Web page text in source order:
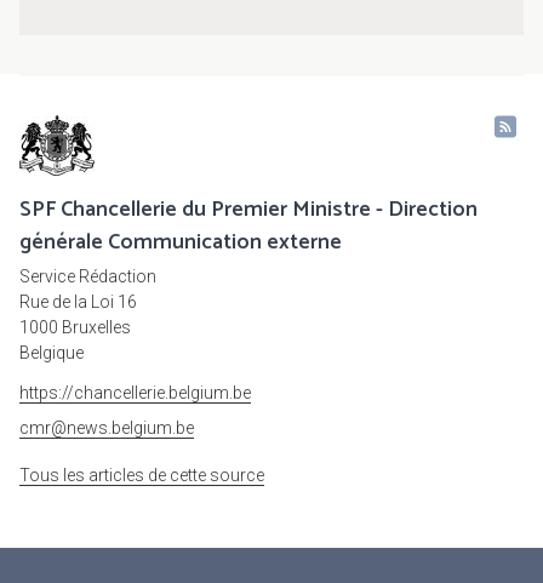
SPF Chancellerie du Premier Ministre - Direction
générale Communication externe
Service Rédaction
Rue de la Loi 16
1000 Bruxelles
Belgique
https://chancellerie.belgium.be
cmr@news.belgium.be
Tous les articles de cette source